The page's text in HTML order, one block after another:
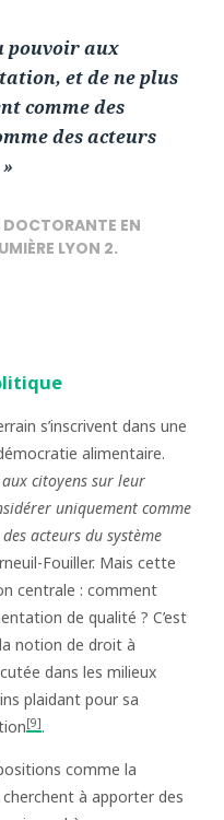
pouvoir aux
et de ne plus
comme des
des acteurs
DOCTORANTE EN
LYON 2.
s’inscrivent dans une
alimentaire.
citoyens sur leur
uniquement comme
acteurs du système
Fouiller. Mais cette
centrale : comment
de qualité ? C’est
notion de droit à
dans les milieux
plaidant pour sa
[9].
comme la
à apporter des